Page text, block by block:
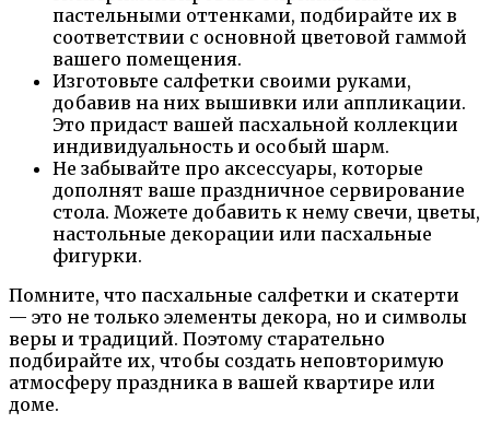
пастельными оттенками, подбирайте их в
соответствии с основной цветовой гаммой
вашего помещения.
Изготовьте салфетки своими руками,
добавив на них вышивки или аппликации.
Это придаст вашей пасхальной коллекции
индивидуальность и особый шарм.
Не забывайте про аксессуары, которые
дополнят ваше праздничное сервирование
стола. Можете добавить к нему свечи, цветы,
настольные декорации или пасхальные
фигурки.
Помните, что пасхальные салфетки и скатерти
— это не только элементы декора, но и символы
веры и традиций. Поэтому старательно
подбирайте их, чтобы создать неповторимую
атмосферу праздника в вашей квартире или
доме.